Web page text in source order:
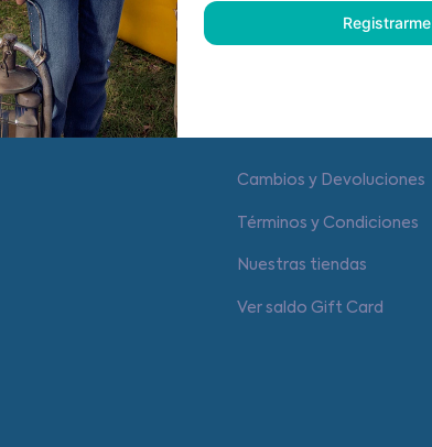
Cambios y Devoluciones
Términos y Condiciones
Nuestras tiendas
Ver saldo Gift Card
Registrarme